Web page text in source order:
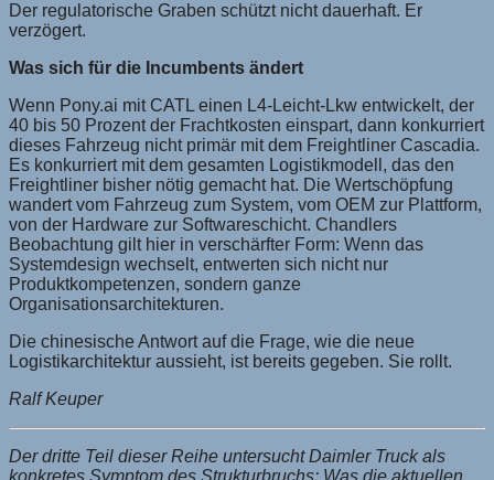
Der regulatorische Graben schützt nicht dauerhaft. Er
verzögert.
Was sich für die Incumbents ändert
Wenn Pony.ai mit CATL einen L4-Leicht-Lkw entwickelt, der
40 bis 50 Prozent der Frachtkosten einspart, dann konkurriert
dieses Fahrzeug nicht primär mit dem Freightliner Cascadia.
Es konkurriert mit dem gesamten Logistikmodell, das den
Freightliner bisher nötig gemacht hat. Die Wertschöpfung
wandert vom Fahrzeug zum System, vom OEM zur Plattform,
von der Hardware zur Softwareschicht. Chandlers
Beobachtung gilt hier in verschärfter Form: Wenn das
Systemdesign wechselt, entwerten sich nicht nur
Produktkompetenzen, sondern ganze
Organisationsarchitekturen.
Die chinesische Antwort auf die Frage, wie die neue
Logistikarchitektur aussieht, ist bereits gegeben. Sie rollt.
Ralf Keuper
Der dritte Teil dieser Reihe untersucht Daimler Truck als